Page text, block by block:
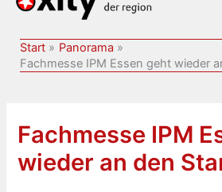
Start
Panorama
Fachmesse IPM Essen geht wieder
Fachmesse IPM
wieder an den